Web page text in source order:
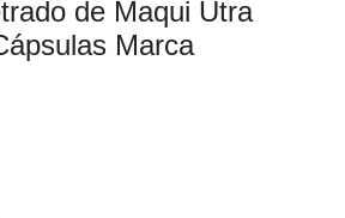
de Maqui Utra
Marca